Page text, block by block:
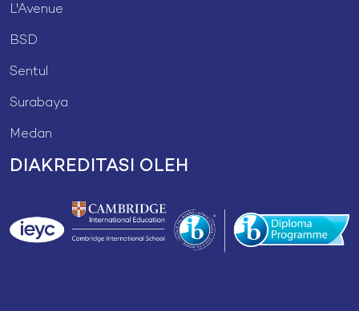
L'Avenue
BSD
Sentul
Surabaya
Medan
DIAKREDITASI OLEH